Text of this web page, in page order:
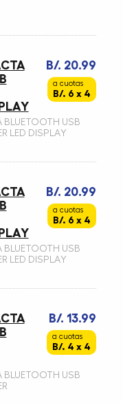
B/. 20.99
a cuotas
B/. 6 x 4
USB
LED DISPLAY
B/. 20.99
a cuotas
B/. 6 x 4
USB
LED DISPLAY
B/. 13.99
a cuotas
B/. 4 x 4
USB